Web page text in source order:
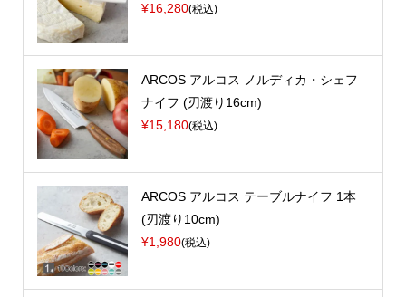
¥16,280(税込)
ARCOS アルコス ノルディカ・シェフ
ナイフ (刃渡り16cm)
¥15,180(税込)
ARCOS アルコス テーブルナイフ 1本
(刃渡り10cm)
¥1,980(税込)